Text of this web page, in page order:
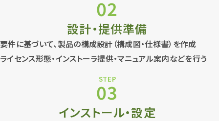
02
設計・提供準備
要件に基づいて、製品の構成設計（構成図・仕様書）を作成
ライセンス形態・インストーラ提供・マニュアル案内などを行う
STEP
03
インストール・設定